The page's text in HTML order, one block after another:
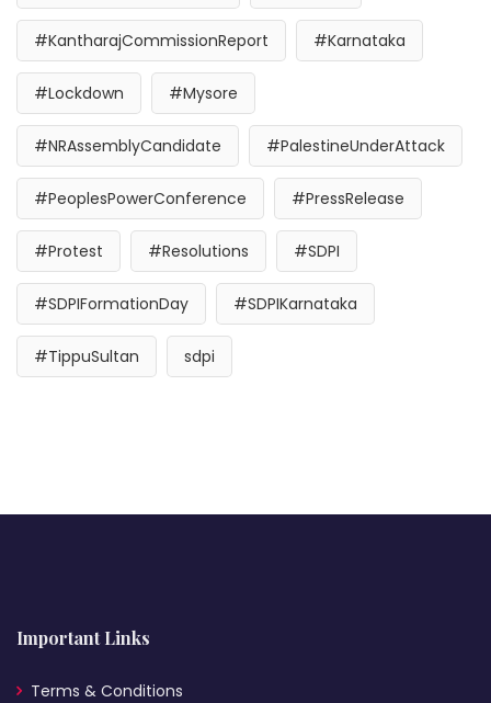
#KantharajCommissionReport #Karnataka
#Lockdown #Mysore
#NRAssemblyCandidate #PalestineUnderAttack
#PeoplesPowerConference #PressRelease
#Protest #Resolutions #SDPI
#SDPIFormationDay #SDPIKarnataka
#TippuSultan sdpi
Important Links
Terms & Conditions